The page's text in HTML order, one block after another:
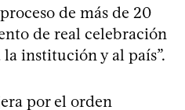
de más de 20
de real celebración
institución y al país”.
por el orden